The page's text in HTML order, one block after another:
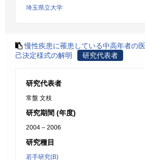
埼玉県立大学
慢性疾患に罹患している中高年者の
己決定様式の解明
研究代表者
研究代表者
常盤 文枝
研究期間 (年度)
2004 – 2006
研究種目
若手研究(B)